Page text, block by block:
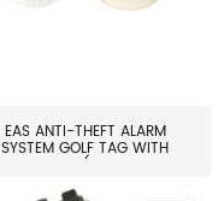
EAS ANTI-THEFT ALARM
SYSTEM GOLF TAG WITH
PIN(H...